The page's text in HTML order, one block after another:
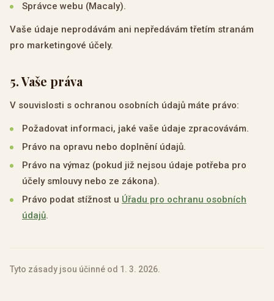
Správce webu (Macaly).
Vaše údaje neprodávám ani nepředávám třetím stranám
pro marketingové účely.
5.Vaše práva
V souvislosti s ochranou osobních údajů máte právo:
Požadovat informaci, jaké vaše údaje zpracovávám.
Právo na opravu nebo doplnění údajů.
Právo na výmaz (pokud již nejsou údaje potřeba pro
účely smlouvy nebo ze zákona).
Právo podat stížnost u Úřadu pro ochranu osobních
údajů.
Tyto zásady jsou účinné od 1. 3. 2026.